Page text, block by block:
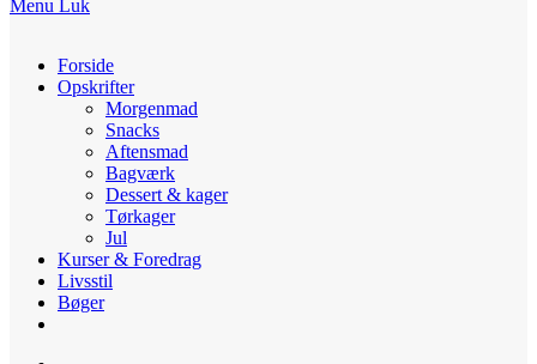
search
Menu Luk
Forside
Opskrifter
Morgenmad
Snacks
Aftensmad
Bagværk
Dessert & kager
Tørkager
Jul
Kurser & Foredrag
Livsstil
Bøger